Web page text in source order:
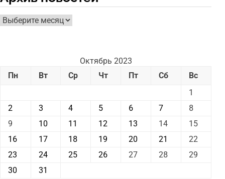
Архив
новостей
Октябрь 2023
Пн
Вт Ср Чт Пт Сб
Вс
1
2
3 4 5 6 7
8
9
10 11 12 13 14
15
16
17 18 19 20 21
22
23
24 25 26 27 28
29
30
31